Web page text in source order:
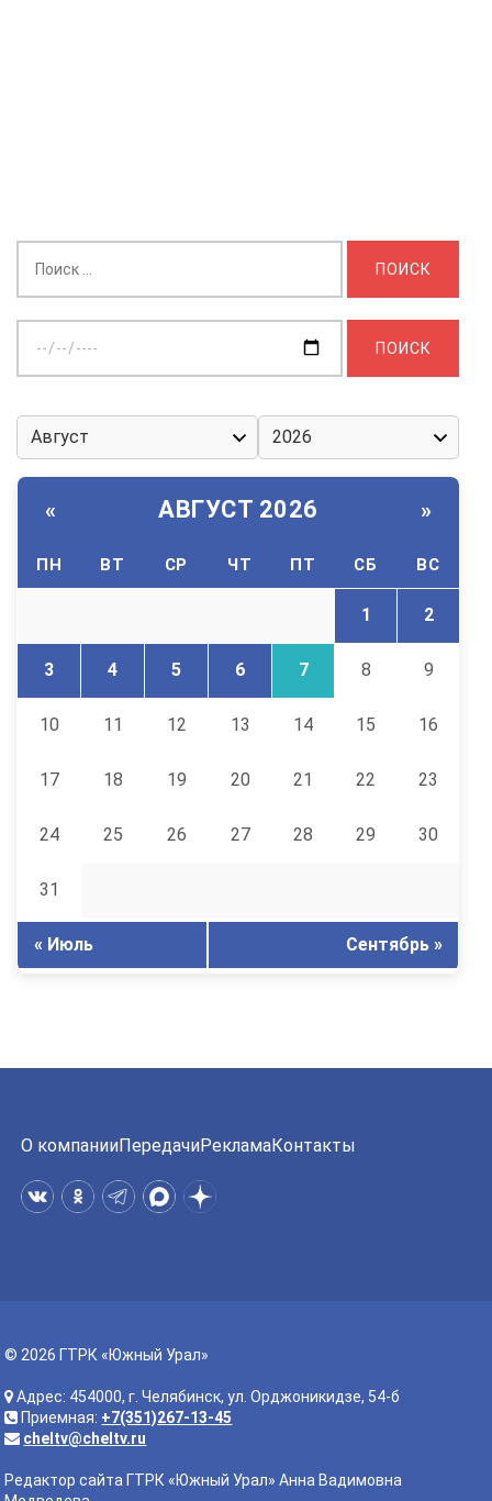
дату:
« АВГУСТ 2026 »
ПН ВТ СР ЧТ ПТ СБ ВС
1 2
3 4 5 6 7 8 9
10 11 12 13 14 15 16
17 18 19 20 21 22 23
24 25 26 27 28 29 30
31
« Июль Сентябрь »
О компанииПередачиРекламаКонтакты
© 2026 ГТРК «Южный Урал»
Адрес: 454000, г. Челябинск, ул. Орджоникидзе, 54-б
Приемная: +7(351)267-13-45
cheltv@cheltv.ru
Редактор сайта ГТРК «Южный Урал» Анна Вадимовна